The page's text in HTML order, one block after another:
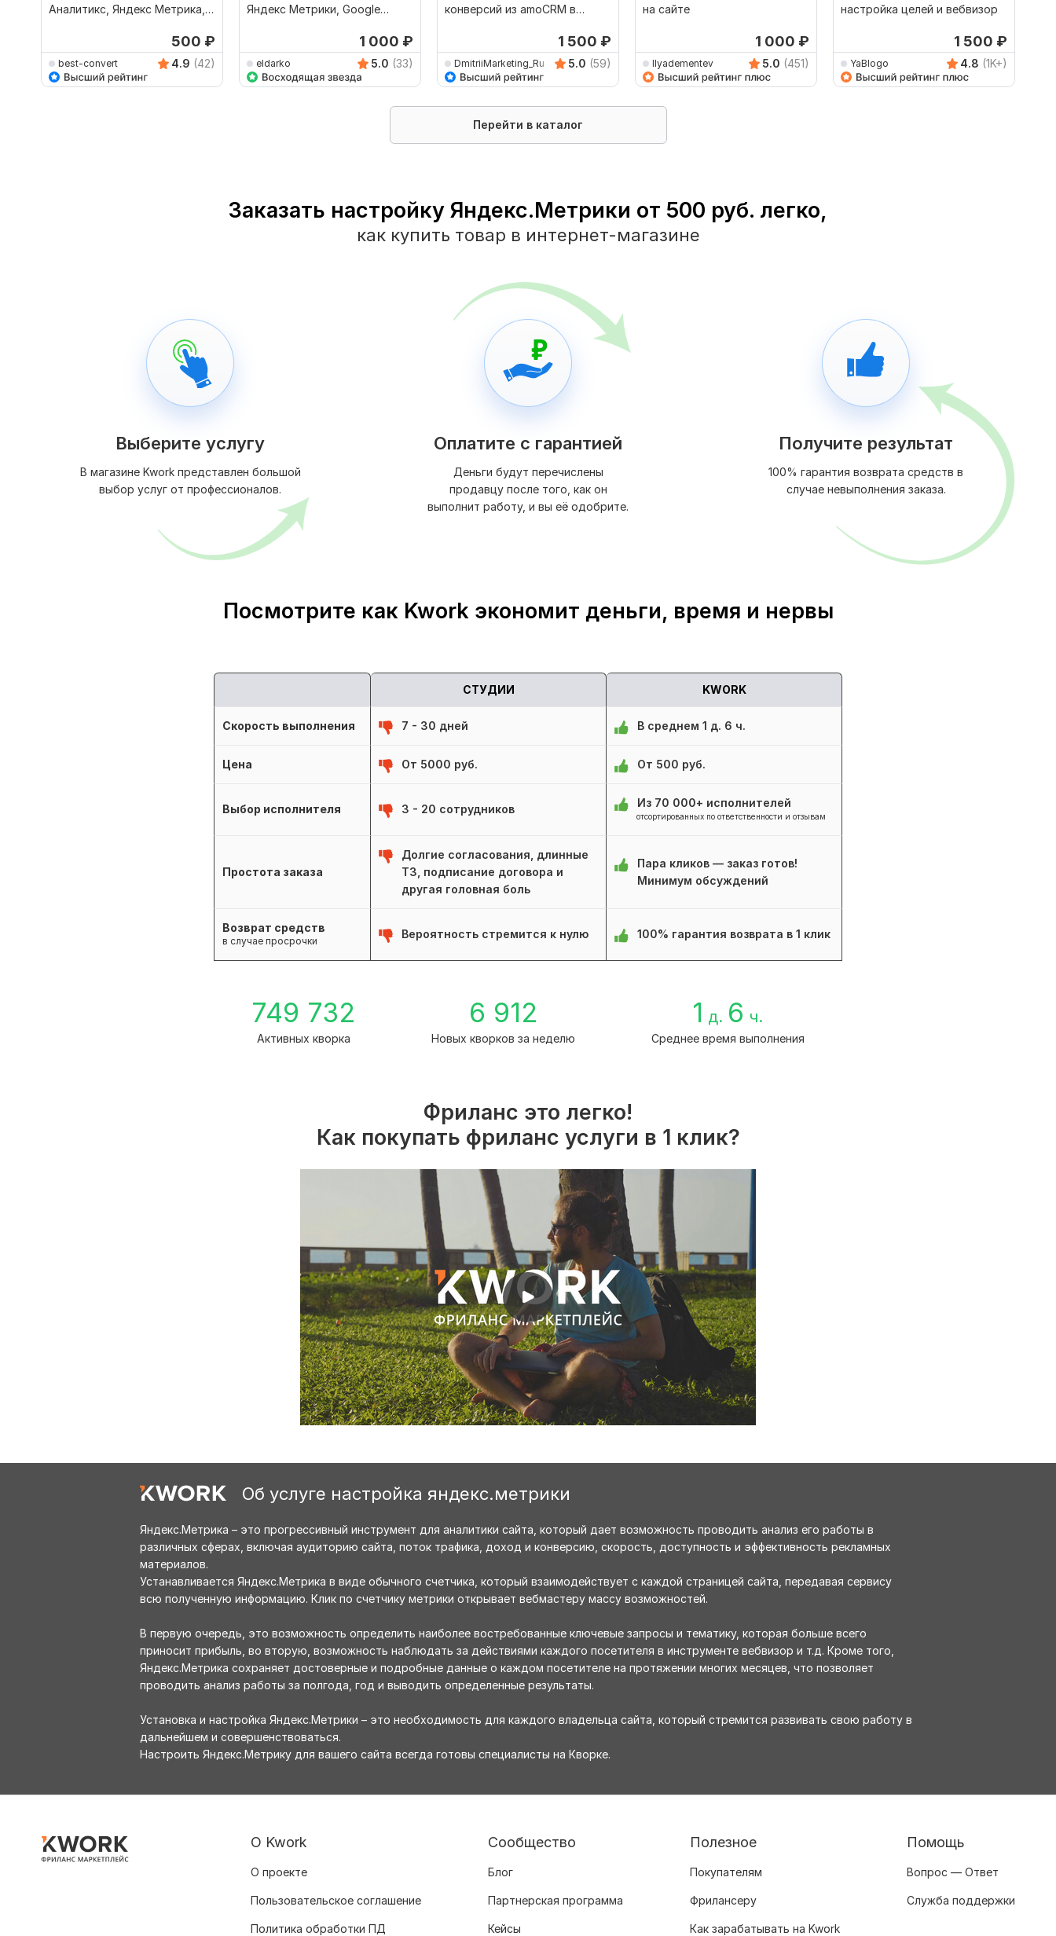
Аналитикс, Яндекс Метрика,
500 ₽
best-convert 4.9 (42)
Яндекс Метрики, Google
1 000 ₽
eldarko 5.0 (33)
конверсий из amoCRM в
1 500 ₽
DmitriiMarketing_Ru 5.0 (59)
на сайте
1 000 ₽
Ilyadementev 5.0 (451)
настройка целей и вебвизор
1 500 ₽
YaBlogo 4.8 (1K+)
Перейти в каталог
Заказать настройку Яндекс.Метрики от 500 руб. легко,
как купить товар в интернет-магазине
Выберите услугу
В магазине Kwork представлен большой
выбор услуг от профессионалов.
Оплатите с гарантией
Деньги будут перечислены
продавцу после того, как он
выполнит работу, и вы её одобрите.
Получите результат
100% гарантия возврата средств в
случае невыполнения заказа.
Посмотрите как Kwork экономит деньги, время и нервы
СТУДИИ KWORK
Скорость выполнения 7 - 30 дней В среднем 1 д. 6 ч.
Цена От 5000 руб. От 500 руб.
Выбор исполнителя 3 - 20 сотрудников Из 70 000+ исполнителей
отсортированных по ответственности и отзывам
Простота заказа
Долгие согласования, длинные
ТЗ, подписание договора и
другая головная боль
Пара кликов — заказ готов!
Минимум обсуждений
Возврат средств
в случае просрочки
Вероятность стремится к нулю 100% гарантия возврата в 1 клик
749 732
Активных кворка
6 912
Новых кворков за неделю
1 д. 6 ч.
Среднее время выполнения
Фриланс это легко!
Как покупать фриланс услуги в 1 клик?
Об услуге настройка яндекс.метрики
Яндекс.Метрика – это прогрессивный инструмент для аналитики сайта, который дает возможность проводить анализ его работы в
различных сферах, включая аудиторию сайта, поток трафика, доход и конверсию, скорость, доступность и эффективность рекламных
материалов.
Устанавливается Яндекс.Метрика в виде обычного счетчика, который взаимодействует с каждой страницей сайта, передавая сервису
всю полученную информацию. Клик по счетчику метрики открывает вебмастеру массу возможностей.
В первую очередь, это возможность определить наиболее востребованные ключевые запросы и тематику, которая больше всего
приносит прибыль, во вторую, возможность наблюдать за действиями каждого посетителя в инструменте вебвизор и т.д. Кроме того,
Яндекс.Метрика сохраняет достоверные и подробные данные о каждом посетителе на протяжении многих месяцев, что позволяет
проводить анализ работы за полгода, год и выводить определенные результаты.
Установка и настройка Яндекс.Метрики – это необходимость для каждого владельца сайта, который стремится развивать свою работу в
дальнейшем и совершенствоваться.
Настроить Яндекс.Метрику для вашего сайта всегда готовы специалисты на Кворке.
О Kwork
О проекте
Пользовательское соглашение
Политика обработки ПД
Сообщество
Блог
Партнерская программа
Кейсы
Полезное
Покупателям
Фрилансеру
Как зарабатывать на Kwork
Помощь
Вопрос — Ответ
Служба поддержки